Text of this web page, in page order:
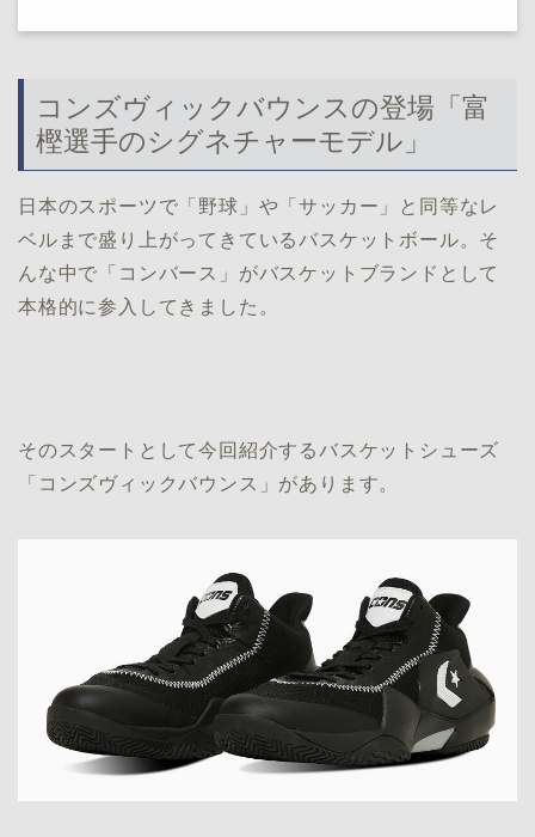
コンズヴィックバウンスの登場「富
樫選手のシグネチャーモデル」
日本のスポーツで「野球」や「サッカー」と同等なレ
ベルまで盛り上がってきているバスケットボール。そ
んな中で「コンバース」がバスケットブランドとして
本格的に参入してきました。
そのスタートとして今回紹介するバスケットシューズ
「コンズヴィックバウンス」があります。